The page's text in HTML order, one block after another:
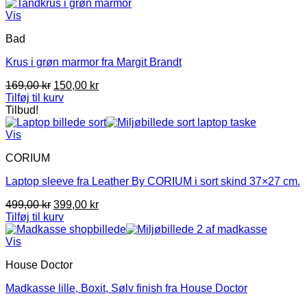
Vis
Bad
Krus i grøn marmor fra Margit Brandt
169,00kr Den
oprindelige
var:
150,00 krDen
er:
Tilføj til kurv
Tilbud!
Vis
CORIUM
Laptop sleeve fra Leather By CORIUM i sort skind 37×27 cm.
499,00kr Den
oprindelige
pris
399,00 krDen
pris
Tilføj til kurv
Vis
House Doctor
Madkasse lille, Boxit, Sølv finish fra House Doctor